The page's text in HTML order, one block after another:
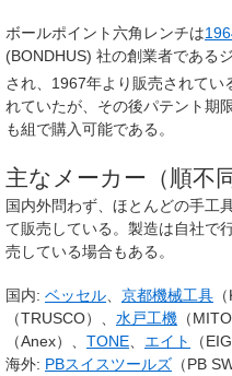
ボールポイント六角レンチは
(BONDHUS) 社の創業者である
され、1967年より販売されてい
れていたが、その後パテント期
も組で購入可能である。
主なメーカー（順不同
国内外問わず、ほとんどの手工
て販売している。製造は自社で
売している場合もある。
国内: ベッセル 京都機械工具
（TRUSCO）、 水戸工機 （
（Anex）、 TONE エイト （
海外: PBスイスツールズ （PB